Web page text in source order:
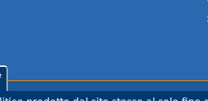
nell'ambito del Progetto "Un